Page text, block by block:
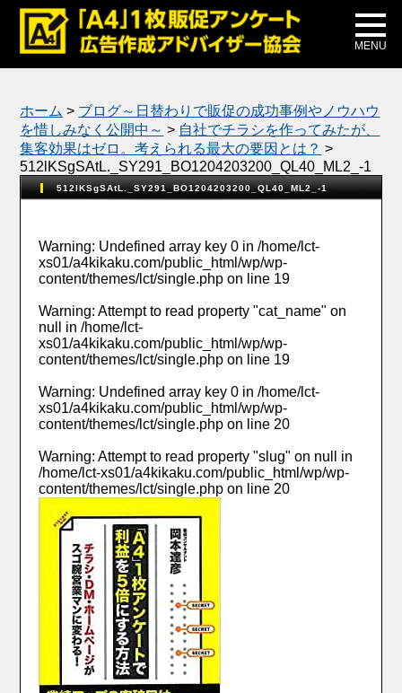
MENU
メディア掲載
公式ブログ
ホーム > ブログ～日替わりで販促の成功事例やノウハウ
を惜しみなく公開中～ > 自社でチラシを作ってみたが、
集客効果はゼロ。考えられる最大の要因とは？ >
512lKSgSAtL._SY291_BO1204203200_QL40_ML2_-1
512lKSgSAtL._SY291_BO1204203200_QL40_ML2_-1
Warning: Undefined array key 0 in/home/lct-
xs01/a4kikaku.com/public_html/wp/wp-
content/themes/lct/single.php on line 19
Warning: Attempt to read property "cat_name" on
null in/home/lct-
xs01/a4kikaku.com/public_html/wp/wp-
content/themes/lct/single.php on line 19
Warning: Undefined array key 0 in/home/lct-
xs01/a4kikaku.com/public_html/wp/wp-
content/themes/lct/single.php on line 20
Warning: Attempt to read property "slug" on null in
/home/lct-xs01/a4kikaku.com/public_html/wp/wp-
content/themes/lct/single.php on line 20